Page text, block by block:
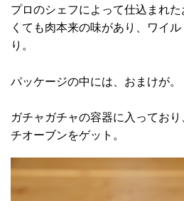
プロのシェフによって仕込まれ
くても肉本来の味があり、ワイ
り。
パッケージの中には、おまけが。
ガチャガチャの容器に入ってお
チオーブンをゲット。